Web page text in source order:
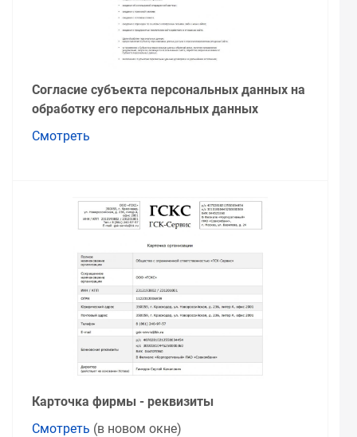
Согласие субъекта персональных данных на
обработку его персональных данных
Смотреть
Карточка фирмы - реквизиты
Смотреть (в новом окне)